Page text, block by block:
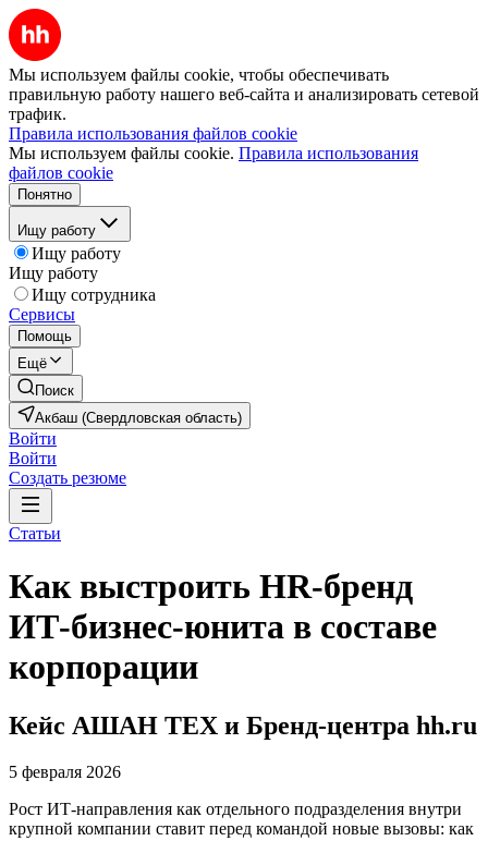
Мы используем файлы cookie, чтобы обеспечивать
правильную работу нашего веб-сайта и анализировать сетевой
трафик.
Правила использования файлов cookie
Мы используем файлы cookie. Правила использования
файлов cookie
Понятно
Ищу работу
Ищу работу
Ищу работу
Ищу сотрудника
Сервисы
Помощь
Ещё
Поиск
Акбаш (Свердловская область)
Войти
Войти
Создать резюме
Статьи
Как выстроить HR-бренд
ИТ-бизнес-юнита в составе
корпорации
Кейс АШАН ТЕХ и Бренд-центра hh.ru
5 февраля 2026
Рост ИТ-направления как отдельного подразделения внутри
крупной компании ставит перед командой новые вызовы: как